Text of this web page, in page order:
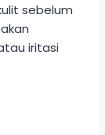
sebelum
iritasi